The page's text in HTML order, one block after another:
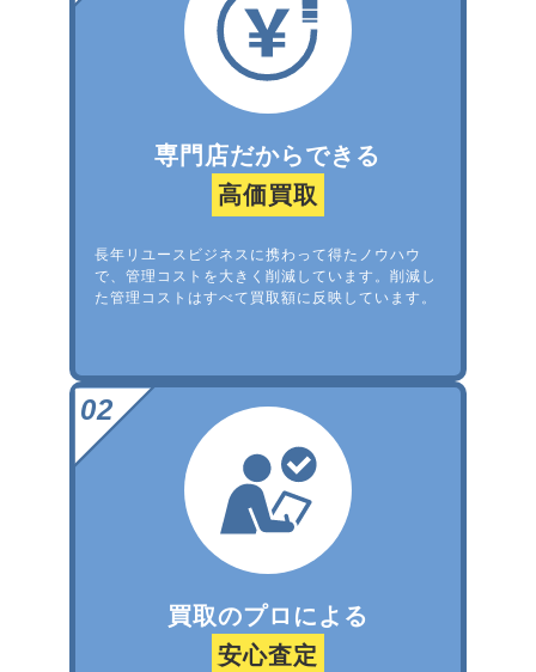
専門店だからできる
高価買取
長年リユースビジネスに携わって得たノウハウ
で、管理コストを大きく削減しています。削減し
た管理コストはすべて買取額に反映しています。
買取のプロによる
安心査定